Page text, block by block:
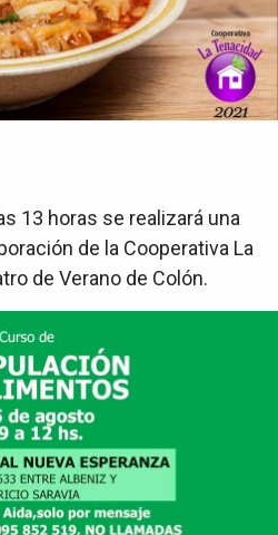
13 horas se realizará una
de la Cooperativa La
de Verano de Colón.